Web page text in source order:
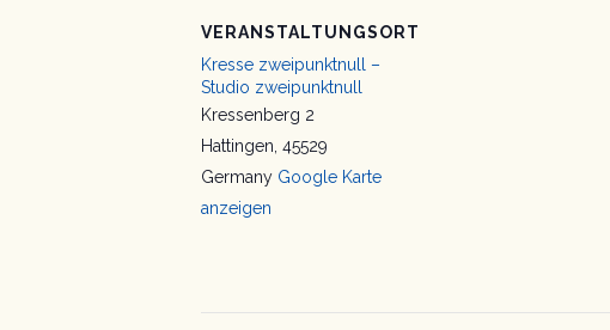
VERANSTALTUNGSORT
Kresse zweipunktnull –
Studio zweipunktnull
Kressenberg 2
Hattingen 45529
Germany Google Karte
anzeigen